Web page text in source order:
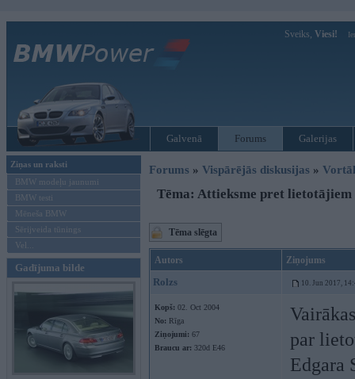
Sveiks, Viesi!
Galvenā Forums Galerijas
Ziņas un raksti
BMW modeļu jaunumi
BMW testi
Mēneša BMW
Sērijveida tūnings
Vel...
Gadījuma bilde
Forums » Vispārējās diskusijas »
Tēma: Attieksme pret lietotājiem
Tēma slēgta
Autors Ziņojums
Rolzs 10. Jun 2017,
Kopš: 02. Oct 2004
No: Rīga
Ziņojumi: 67
Braucu ar: 320d E46
par
Edgara